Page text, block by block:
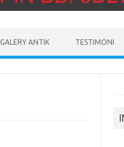
GALERY ANTIK TESTIMONI